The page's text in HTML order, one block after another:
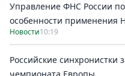
Управление ФНС России
особенности применения
Новости10:19
Российские синхронистки